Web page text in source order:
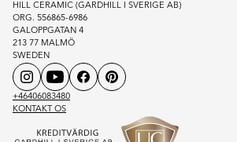
HILL CERAMIC (GARDHILL I SVERIGE AB)
ORG. 556865-6986
GALOPPGATAN 4
213 77 MALMÖ
SWEDEN
+46406083480
KONTAKT OS